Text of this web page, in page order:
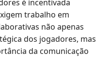
é incentivada
trabalho em
não apenas
dos jogadores, mas
da comunicação